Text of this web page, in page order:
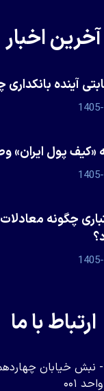
آخرین اخبار
آینده
«کیف پول ایران»
چگونه
ارتباط با ما
۰۰۱